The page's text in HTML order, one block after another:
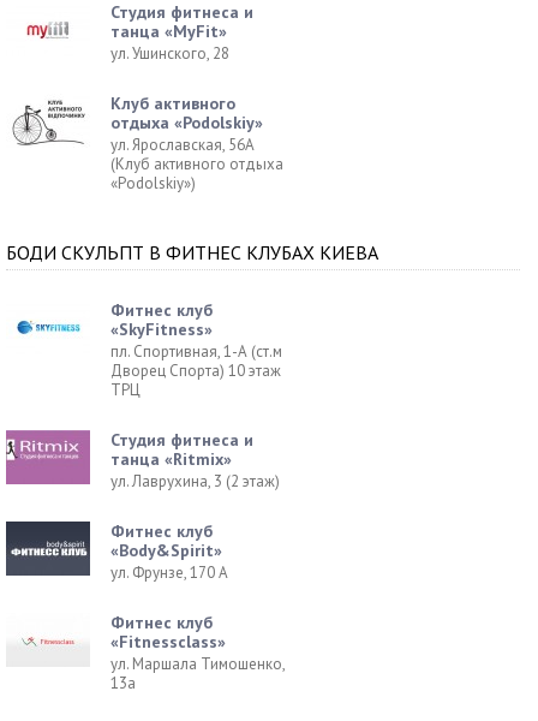
Студия фитнеса и
танца «MyFit»
ул. Ушинского, 28
Клуб активного
отдыха «Podolskiy»
ул. Ярославская, 56А
(Клуб активного отдыха
«Podolskiy»)
БОДИ СКУЛЬПТ В ФИТНЕС КЛУБАХ КИЕВА
Фитнес клуб
«SkyFitness»
пл. Спортивная, 1-А (ст.м
Дворец Спорта) 10 этаж
ТРЦ
Студия фитнеса и
танца «Ritmix»
ул. Лаврухина, 3 (2 этаж)
Фитнес клуб
«Body&Spirit»
ул. Фрунзе, 170 А
Фитнес клуб
«Fitnessclass»
ул. Маршала Тимошенко,
13а